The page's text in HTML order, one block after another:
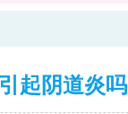
起阴道炎吗